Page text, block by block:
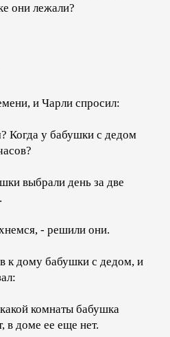
они лежали?
и Чарли спросил:
Когда у бабушки с дедом
выбрали день за две
- решили они.
к дому бабушки с дедом, и
комнаты бабушка
в доме ее еще нет.